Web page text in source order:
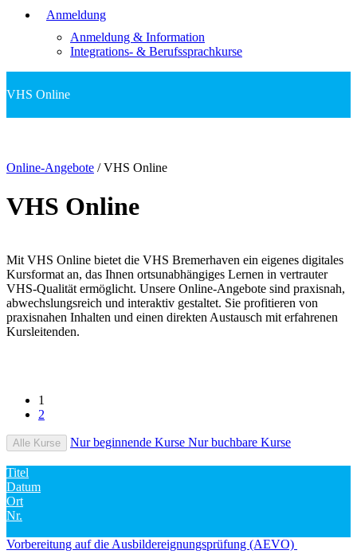
Anmeldung
Anmeldung & Information
Integrations- & Berufssprachkurse
VHS Online
Online-Angebote /VHS Online
VHS Online
Mit VHS Online bietet die VHS Bremerhaven ein eigenes digitales
Kursformat an, das Ihnen ortsunabhängiges Lernen in vertrauter
VHS-Qualität ermöglicht. Unsere Online-Angebote sind praxisnah,
abwechslungsreich und interaktiv gestaltet. Sie profitieren von
praxisnahen Inhalten und einen direkten Austausch mit erfahrenen
Kursleitenden.
1
2
Alle Kurse Nur beginnende Kurse Nur buchbare Kurse
Titel
Datum
Ort
Nr.
Vorbereitung auf die Ausbildereignungsprüfung (AEVO)